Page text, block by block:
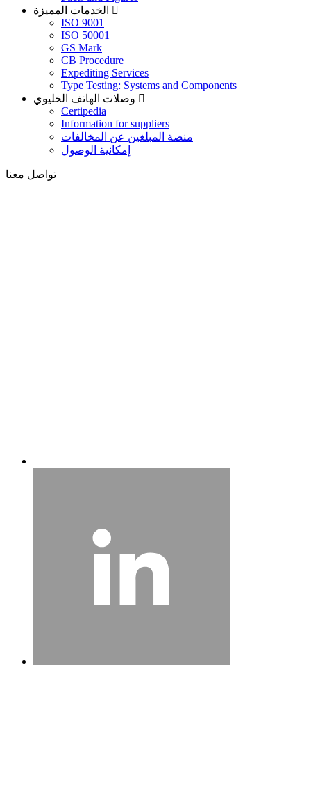
ISO 9001
ISO 50001
GS Mark
CB Procedure
Expediting Services
Type Testing: Systems and Components
Certipedia
Information for suppliers
منصة المبلغين عن المخالفات
إمكانية الوصول
تواصل معنا